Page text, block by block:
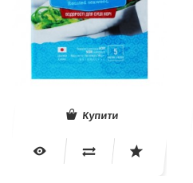
Купити